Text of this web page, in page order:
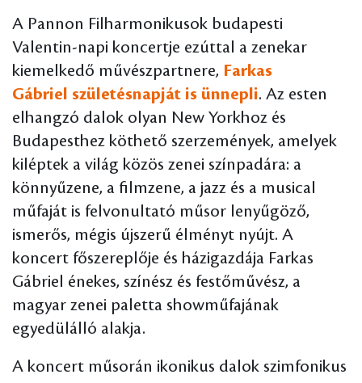
A Pannon Filharmonikusok budapesti
Valentin-napi koncertje ezúttal a zenekar
kiemelkedő művészpartnere, Farkas
Gábriel születésnapját is ünnepli. Az esten
elhangzó dalok olyan New Yorkhoz és
Budapesthez köthető szerzemények, amelyek
kiléptek a világ közös zenei színpadára: a
könnyűzene, a filmzene, a jazz és a musical
műfaját is felvonultató műsor lenyűgöző,
ismerős, mégis újszerű élményt nyújt. A
koncert főszereplője és házigazdája Farkas
Gábriel énekes, színész és festőművész, a
magyar zenei paletta showműfajának
egyedülálló alakja.
A koncert műsorán ikonikus dalok szimfonikus